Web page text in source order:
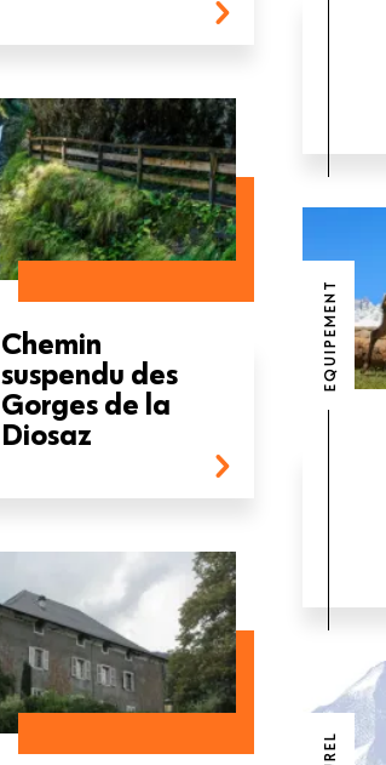
Chemin
suspendu des
Gorges de la
Diosaz
EQUIPEMENT